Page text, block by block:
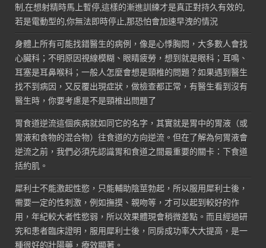
制,在想射精時馬上暫停,這樣的漸進訓練才是真正對持久有效的,
若是電動型的,你無法即時停止,那恐怕會加速早洩的情況
身體上所有可能找錯醫生的病例，像是心悸胸悶，大多數人會找
心臟科；不明原因視線模糊、眼睛疲勞，想到就是眼科；耳鳴、
耳塞是耳鼻喉科；一般人怎麼會想是頸椎的問題？如果遇到醫生
找不到病因，又反覆出現症狀，做檢查都正常，有醫生看到沒有
醫生時，你要考慮是不是頸椎出問題了
胃食道逆流這個疾病就如同它的名字，其實就是胃中的胃液（或
胃液和食物的混合物）往食道的方向逆流。但在了解為何胃液會
逆流之前，我們必須先認識胃和食道之間最重要的關卡：下食道
括約肌。
犀利士不能激起性慾，只能輔助陰莖勃起，所以服用犀利士後，
需要一定的性刺激，例如撫摸、親吻等，才可以起到較好的作
用，年紀較大者性慾弱，所以效果體現會稍微差點。而且經過研
究和患者臨床證明，服用犀利士後，同房成功率大大提高，是一
種很好的壯陽藥，療效顯著。